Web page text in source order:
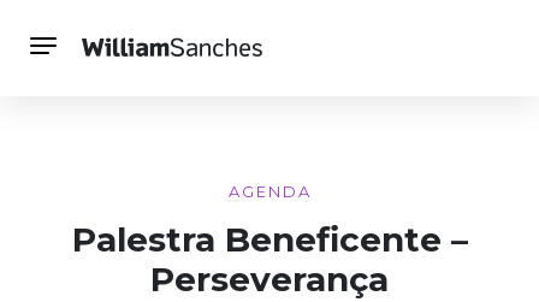
AGENDA
Palestra Beneficente –
Perseverança